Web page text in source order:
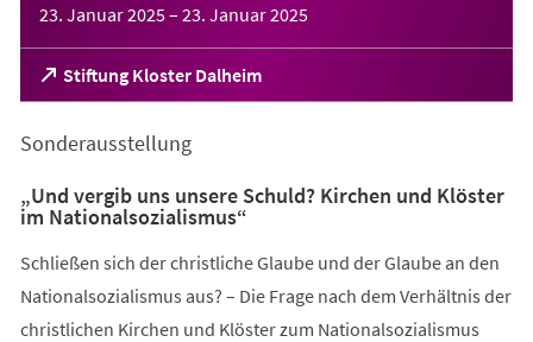
23. Januar 2025– 23. Januar 2025
Stiftung Kloster Dalheim
(Öffnet
in
neuen
Sonderausstellung
„Und vergib uns unsere Schuld? Kirchen und Klöster
im Nationalsozialismus“
Schließen sich der christliche Glaube und der Glaube an den
Nationalsozialismus aus? – Die Frage nach dem Verhältnis der
christlichen Kirchen und Klöster zum Nationalsozialismus